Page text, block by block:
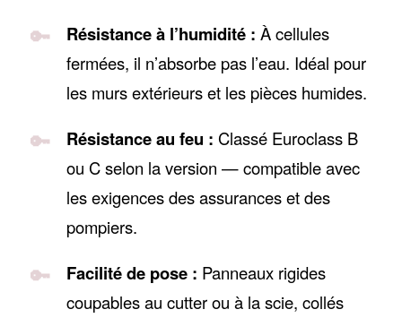
Résistance à l’humidité : À cellules
fermées, il n’absorbe pas l’eau. Idéal pour
les murs extérieurs et les pièces humides.
Résistance au feu : Classé Euroclass B
ou C selon la version — compatible avec
les exigences des assurances et des
pompiers.
Facilité de pose : Panneaux rigides
coupables au cutter ou à la scie, collés